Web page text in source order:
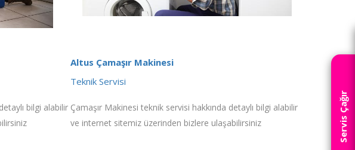
Servis Çağır
bilgi alabilir
Altus Çamaşır Makinesi
Teknik Servisi
Çamaşır Makinesi teknik servisi hakkında detaylı bilgi alabilir
ve internet sitemiz üzerinden bizlere ulaşabilirsiniz